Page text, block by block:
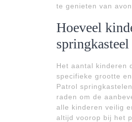
te genieten van
Hoeveel
springkasteel
Het aantal kinderen
specifieke grootte
Patrol
raden om de
alle kinderen veilig
altijd voorop bij het